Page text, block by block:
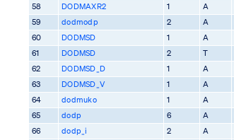
58
DODMAXR2 1 A
59
dodmodp 2 A
60
DODMSD 1 A
61
DODMSD 2 T
62
DODMSD_D 1 A
63
DODMSD_V 1 A
64
dodmuko 1 A
65
dodp 6 A
66
dodp_i 2 A